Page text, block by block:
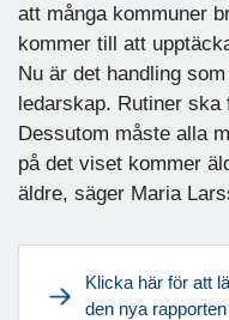
att många kommuner
kommer till att
Nu är det handling
ledarskap. Rutiner
Dessutom måste alla
på det viset kommer
äldre, säger Maria
Klicka här för att
den nya rapporten